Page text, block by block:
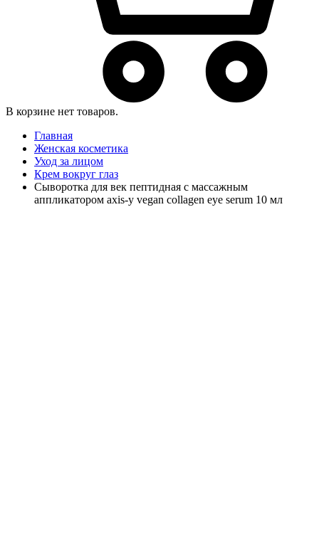
В корзине нет товаров.
Главная
Женская косметика
Уход за лицом
Крем вокруг глаз
Сыворотка для век пептидная с массажным
аппликатором axis-y vegan collagen eye serum 10 мл